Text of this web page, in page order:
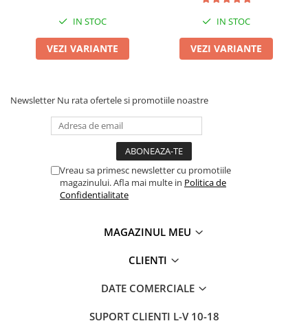
IN STOC
VEZI VARIANTE
IN STOC
VEZI VARIANTE
Newsletter Nu rata ofertele si promotiile noastre
Vreau sa primesc newsletter cu promotiile
magazinului. Afla mai multe in Politica de
Confidentialitate
MAGAZINUL MEU
CLIENTI
DATE COMERCIALE
SUPORT CLIENTI L-V 10-18